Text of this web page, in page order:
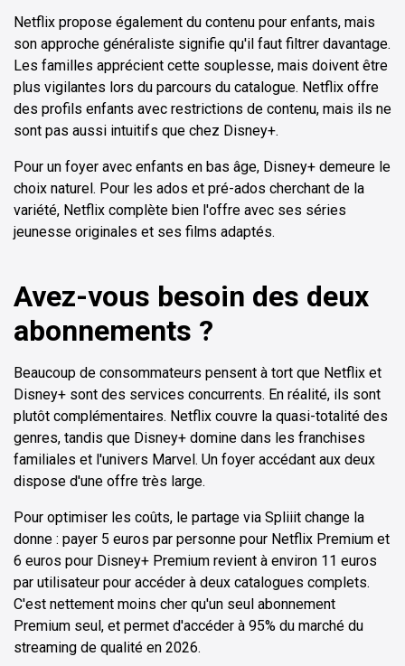
Netflix propose également du contenu pour enfants, mais
son approche généraliste signifie qu'il faut filtrer davantage.
Les familles apprécient cette souplesse, mais doivent être
plus vigilantes lors du parcours du catalogue. Netflix offre
des profils enfants avec restrictions de contenu, mais ils ne
sont pas aussi intuitifs que chez Disney+.
Pour un foyer avec enfants en bas âge, Disney+ demeure le
choix naturel. Pour les ados et pré-ados cherchant de la
variété, Netflix complète bien l'offre avec ses séries
jeunesse originales et ses films adaptés.
Avez-vous besoin des deux
abonnements ?
Beaucoup de consommateurs pensent à tort que Netflix et
Disney+ sont des services concurrents. En réalité, ils sont
plutôt complémentaires. Netflix couvre la quasi-totalité des
genres, tandis que Disney+ domine dans les franchises
familiales et l'univers Marvel. Un foyer accédant aux deux
dispose d'une offre très large.
Pour optimiser les coûts, le partage via Spliiit change la
donne : payer 5 euros par personne pour Netflix Premium et
6 euros pour Disney+ Premium revient à environ 11 euros
par utilisateur pour accéder à deux catalogues complets.
C'est nettement moins cher qu'un seul abonnement
Premium seul, et permet d'accéder à 95% du marché du
streaming de qualité en 2026.